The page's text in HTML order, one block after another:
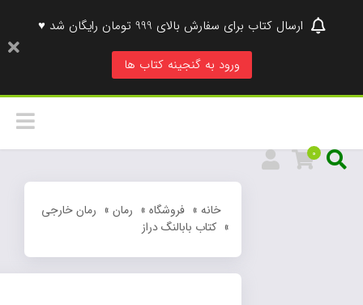
ارسال کتاب برای سفارش بالای 999 تومان رایگان شد ♥
ورود به گنجینه کتاب ها
فروشگاه » رمان» رمان خارجی
کتاب بابالنگ دراز